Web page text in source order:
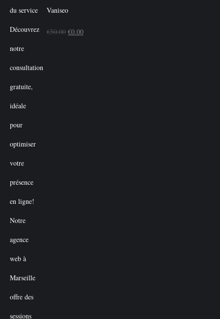
Vaniseo
€50.00 Le
€0.00Le